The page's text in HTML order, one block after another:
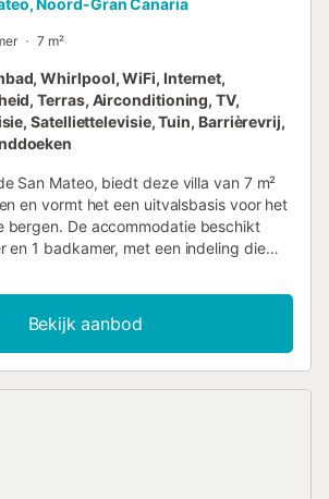
Noord-Gran Canaria
7 m²
Whirlpool, WiFi, Internet,
Terras, Airconditioning, TV,
Satelliettelevisie, Tuin, Barrièrevrij,
San Mateo, biedt deze villa van 7 m²
en vormt het een uitvalsbasis voor het
bergen. De accommodatie beschikt
en 1 badkamer, met een indeling die
Binnenvoorzieningen zijn onder meer
een open haard en een
geluidsisolatie zorgt voor een rustige
uitrusting zoals een
Bekijk aanbod